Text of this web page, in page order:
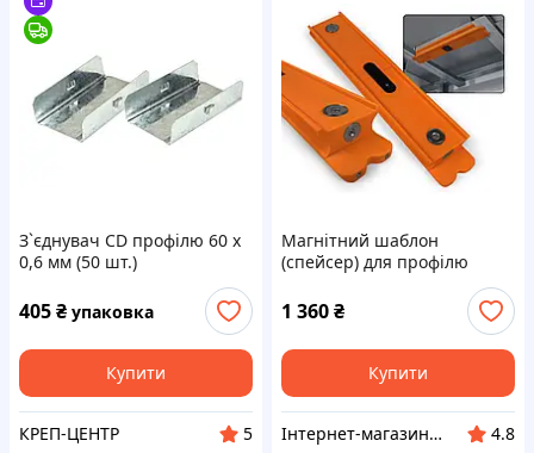
З`єднувач CD профілю 60 х
0,6 мм (50 шт.)
405₴ упаковка
Купити
КРЕП-ЦЕНТР
5
Магнітний шаблон
(спейсер) для профілю
(складний)
1 360₴
Купити
Інтернет-магазин "RPkits"
4.8